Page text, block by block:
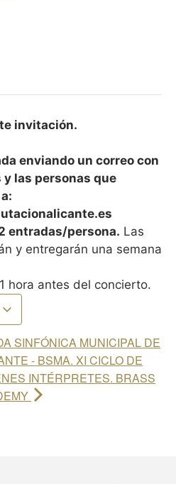
invitación.
enviando un correo con
las personas que
entradas/persona. Las
y entregarán una semana
hora antes del concierto.
SINFÓNICA MUNICIPAL DE
- BSMA. XI CICLO DE
INTÉRPRETES. BRASS